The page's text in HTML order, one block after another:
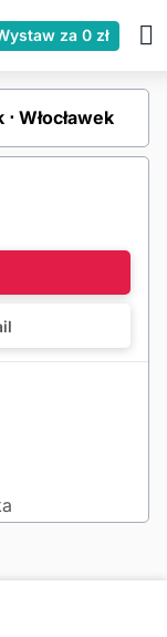
za 0 zł
Włocławek